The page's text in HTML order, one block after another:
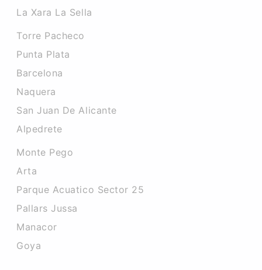
La Xara La Sella
Torre Pacheco
Punta Plata
Barcelona
Naquera
San Juan De Alicante
Alpedrete
Monte Pego
Arta
Parque Acuatico Sector 25
Pallars Jussa
Manacor
Goya